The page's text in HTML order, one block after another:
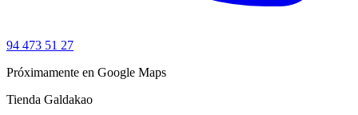
94 473 51 27
Próximamente en Google Maps
Tienda Galdakao